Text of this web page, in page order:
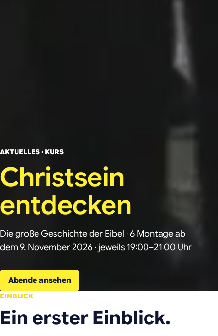
AKTUELLES · KURS
Christsein
entdecken
Die große Geschichte der Bibel · 6 Montage ab
dem 9. November 2026 · jeweils 19:00–21:00 Uhr
Abende ansehen
EINBLICK
Ein erster Einblick.